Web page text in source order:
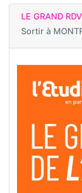
LE GRAND
Sortir à